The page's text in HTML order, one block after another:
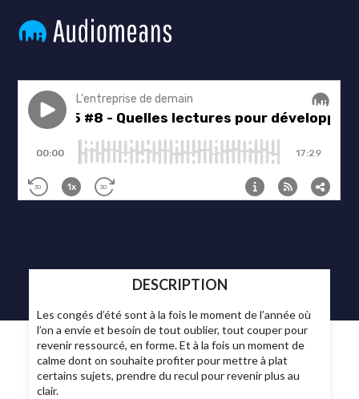
DESCRIPTION
Les congés d’été sont à la fois le moment de l’année où
l’on a envie et besoin de tout oublier, tout couper pour
revenir ressourcé, en forme. Et à la fois un moment de
calme dont on souhaite profiter pour mettre à plat
certains sujets, prendre du recul pour revenir plus au
clair.